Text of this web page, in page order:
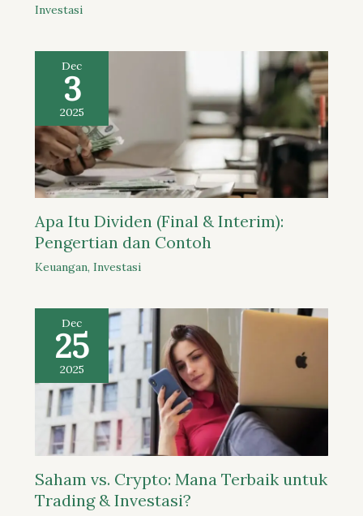
Investasi
Dec
3
2025
Apa Itu Dividen (Final & Interim):
Pengertian dan Contoh
Keuangan, Investasi
Dec
25
2025
Saham vs. Crypto: Mana Terbaik untuk
Trading & Investasi?